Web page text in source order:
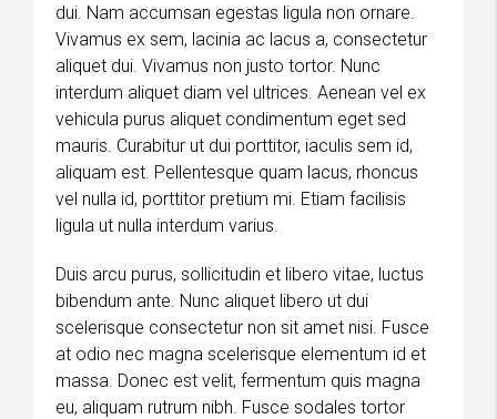
dui. Nam accumsan egestas ligula non ornare.
Vivamus ex sem, lacinia ac lacus a, consectetur
aliquet dui. Vivamus non justo tortor. Nunc
interdum aliquet diam vel ultrices. Aenean vel ex
vehicula purus aliquet condimentum eget sed
mauris. Curabitur ut dui porttitor, iaculis sem id,
aliquam est. Pellentesque quam lacus, rhoncus
vel nulla id, porttitor pretium mi. Etiam facilisis
ligula ut nulla interdum varius.
Duis arcu purus, sollicitudin et libero vitae, luctus
bibendum ante. Nunc aliquet libero ut dui
scelerisque consectetur non sit amet nisi. Fusce
at odio nec magna scelerisque elementum id et
massa. Donec est velit, fermentum quis magna
eu, aliquam rutrum nibh. Fusce sodales tortor